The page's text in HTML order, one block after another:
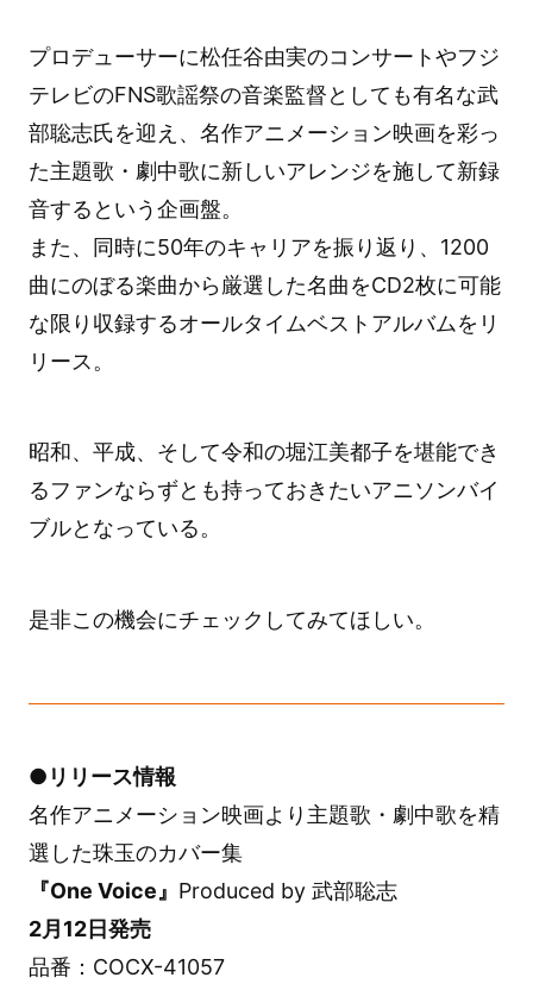
プロデューサーに松任谷由実のコンサートやフジ
テレビのFNS歌謡祭の音楽監督としても有名な武
部聡志氏を迎え、名作アニメーション映画を彩っ
た主題歌・劇中歌に新しいアレンジを施して新録
音するという企画盤。
また、同時に50年のキャリアを振り返り、1200
曲にのぼる楽曲から厳選した名曲をCD2枚に可能
な限り収録するオールタイムベストアルバムをリ
リース。
昭和、平成、そして令和の堀江美都子を堪能でき
るファンならずとも持っておきたいアニソンバイ
ブルとなっている。
是非この機会にチェックしてみてほしい。
●リリース情報
名作アニメーション映画より主題歌・劇中歌を精
選した珠玉のカバー集
『One Voice』 Produced by 武部聡志
2月12日発売
品番：COCX-41057